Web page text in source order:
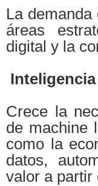
La
áreas
digital y la
Crece la
de machine
como la
datos,
valor a partir